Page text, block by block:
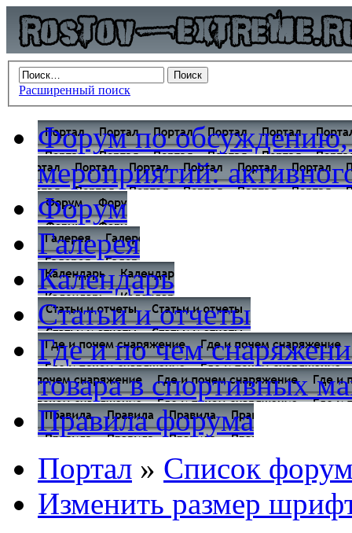
Расширенный поиск
Форум по обсуждению,
мероприятий:
Форум
Галерея
Календарь
Статьи и отчеты
Где и по чем
товара в спортивных
Правила форума
Портал » Список
Изменить размер